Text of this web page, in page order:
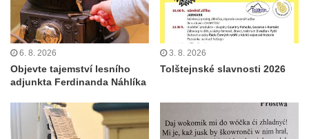
6. 8. 2026
Objevte tajemství lesního
adjunkta Ferdinanda Náhlíka
3. 8. 2026
Tolštejnské slavnosti 2026